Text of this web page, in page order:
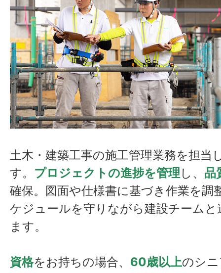
土木・建築工事の施工管理業務を担当
す。 プロジェクトの進捗を管理 し、 品
確保。図面や仕様書に基づき作業を調
ケジュールを守りながら建設チーム
ます。
資格をお持ちの場合、 60歳以上のシ